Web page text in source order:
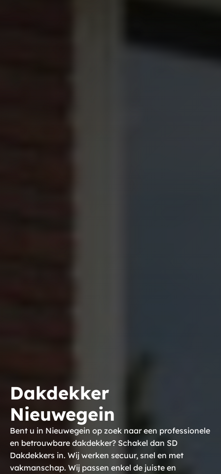
Dakdekker
Nieuwegein
Bent u in Nieuwegein op zoek naar een professionele
en betrouwbare dakdekker? Schakel dan SD
Dakdekkers in. Wij werken secuur, snel en met
vakmanschap. Wij passen enkel de juiste en